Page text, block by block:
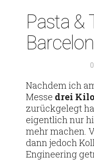
Pasta &
Nachdem ich
Messe drei
zurück­ge­legt
eigent­lich nur
mehr machen.
dann jedoch
Engi­nee­ring